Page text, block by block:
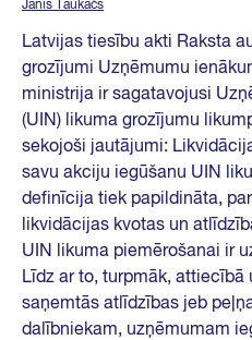
Jānis Taukačs
Latvijas tiesību akti Raksta
grozījumi Uzņēmumu
ministrija ir sagatavojusi
(UIN) likuma grozījumu
sekojoši jautājumi:
savu akciju iegūšanu UIN
definīcija tiek papildināta,
likvidācijas kvotas un
UIN likuma piemērošanai ir
Līdz ar to, turpmāk,
saņemtās atlīdzības jeb
dalībniekam, uzņēmumam